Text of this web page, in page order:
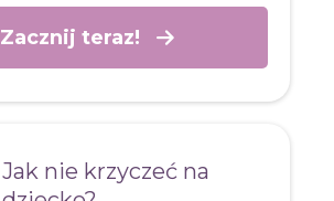
Zacznij teraz!
Jak nie krzyczeć na